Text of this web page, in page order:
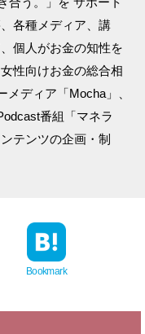
各種メディア、講
個人がお金の知性を
性向けお金の総合相
ディア「Mocha」、
番組「マネラ
テンツの企画・制
Bookmark